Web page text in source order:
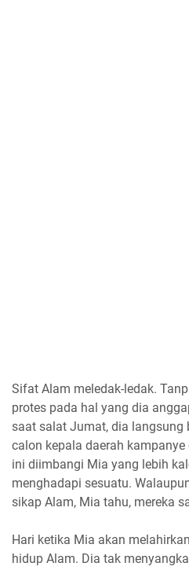
Sifat Alam meledak-ledak.
protes pada hal yang dia
saat salat Jumat, dia langsung
calon kepala daerah
ini diimbangi Mia yang lebih
menghadapi sesuatu.
sikap Alam, Mia tahu, mereka
Hari ketika Mia akan
hidup Alam. Dia tak